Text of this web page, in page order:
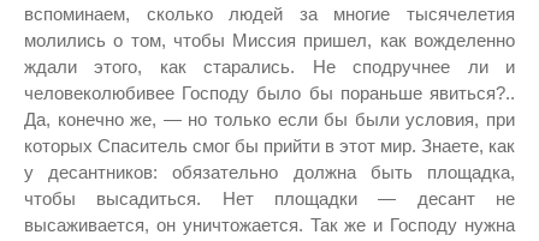
вспоминаем, сколько людей за многие тысячелетия
молились о том, чтобы Миссия пришел, как вожделенно
ждали этого, как старались. Не сподручнее ли и
человеколюбивее Господу было бы пораньше явиться?..
Да, конечно же, — но только если бы были условия, при
которых Спаситель смог бы прийти в этот мир. Знаете, как
у десантников: обязательно должна быть площадка,
чтобы высадиться. Нет площадки — десант не
высаживается, он уничтожается. Так же и Господу нужна